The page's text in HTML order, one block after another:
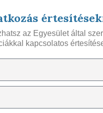
az Egyesület által
kapcsolatos